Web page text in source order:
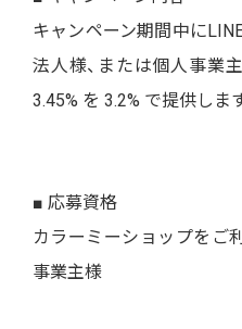
キャンペーン期間中に
法人様、または個人事業
3.45% を 3.2% で提供しま
■ 応募資格
カラーミーショップをご
事業主様